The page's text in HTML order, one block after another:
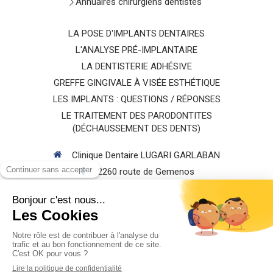
LA POSE D'IMPLANTS DENTAIRES
L'ANALYSE PRÉ-IMPLANTAIRE
LA DENTISTERIE ADHÉSIVE
GREFFE GINGIVALE À VISÉE ESTHÉTIQUE
LES IMPLANTS : QUESTIONS / RÉPONSES
LE TRAITEMENT DES PARODONTITES
(DÉCHAUSSEMENT DES DENTS)
Clinique Dentaire LUGARI GARLABAN
2260 route de Gemenos
AUBAGNE
Afficher le téléphone